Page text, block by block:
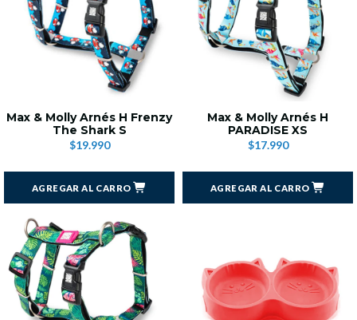
Max & Molly Arnés H Frenzy
The Shark S
$19.990
AGREGAR AL CARRO
Max & Molly Arnés H
PARADISE XS
$17.990
AGREGAR AL CARRO